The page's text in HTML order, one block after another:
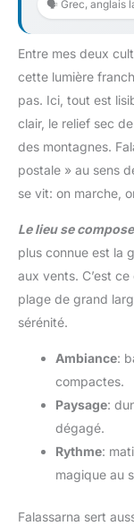
🗣️ Grec, anglais
Entre mes deux
cette lumière
pas. Ici, tout est
clair, le relief sec
des montagnes.
postale » au sens
se vit: on marche,
Le lieu se
plus connue est la
aux vents. C’est
plage de grand
sérénité.
Ambiance:
compactes.
Paysage:
dégagé.
Rythme:
magique au
Falassarna sert